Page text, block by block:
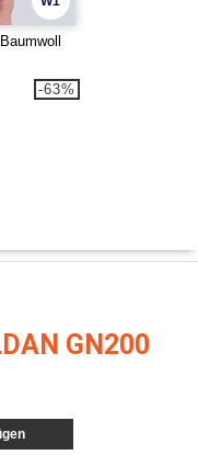
-63%
GN200